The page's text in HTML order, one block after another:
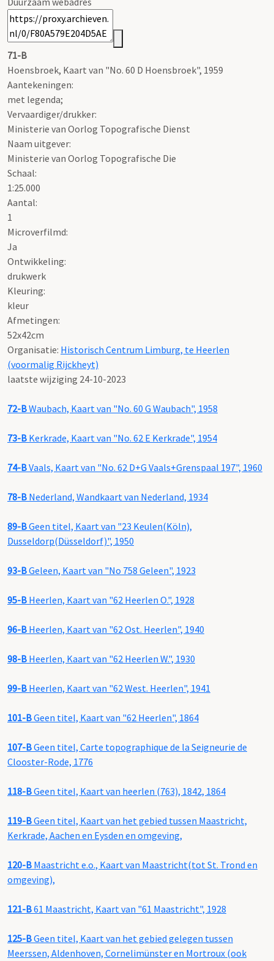
71-B
Hoensbroek, Kaart van "No. 60 D Hoensbroek", 1959
Aantekeningen:
met legenda;
Vervaardiger/drukker:
Ministerie van Oorlog Topografische Dienst
Naam uitgever:
Ministerie van Oorlog Topografische Die
Schaal:
1:25.000
Aantal:
1
Microverfilmd:
Ja
Ontwikkeling:
drukwerk
Kleuring:
kleur
Afmetingen:
52x42cm
Organisatie: Historisch Centrum Limburg, te Heerlen
(voormalig Rijckheyt)
laatste wijziging 24-10-2023
72-BWaubach, Kaart van "No. 60 G Waubach", 1958
73-B Kerkrade, Kaart van "No. 62 E Kerkrade", 1954
74-BVaals, Kaart van "No. 62 D+G Vaals+Grenspaal 197", 1960
78-B Nederland, Wandkaart van Nederland, 1934
89-BGeen titel, Kaart van "23 Keulen(Köln),
Dusseldorp(Düsseldorf)", 1950
93-BGeleen, Kaart van "No 758 Geleen", 1923
95-B Heerlen, Kaart van "62 Heerlen O.", 1928
96-B Heerlen, Kaart van "62 Ost. Heerlen", 1940
98-B Heerlen, Kaart van "62 Heerlen W.", 1930
99-B Heerlen, Kaart van "62 West. Heerlen", 1941
101-BGeen titel, Kaart van "62 Heerlen", 1864
107-BGeen titel, Carte topographique de la Seigneurie de
Clooster-Rode, 1776
118-BGeen titel, Kaart van heerlen (763), 1842, 1864
119-BGeen titel, Kaart van het gebied tussen Maastricht,
Kerkrade, Aachen en Eysden en omgeving,
120-B Maastricht e.o., Kaart van Maastricht(tot St. Trond en
omgeving),
121-B61 Maastricht, Kaart van "61 Maastricht", 1928
125-BGeen titel, Kaart van het gebied gelegen tussen
Meerssen, Aldenhoven, Cornelimünster en Mortroux (ook